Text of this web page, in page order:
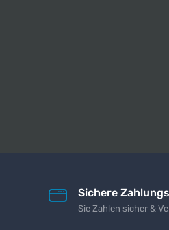
Sichere
Sie Zahlen sicher &